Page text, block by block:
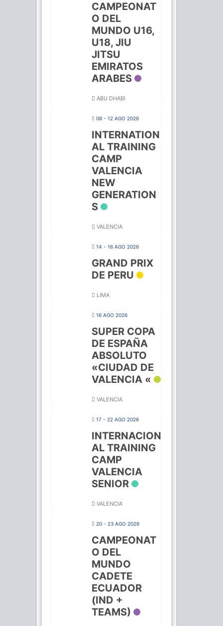
CAMPEONAT
O DEL
MUNDO U16,
U18, JIU
JITSU
EMIRATOS
ARABES
ABU DHABI
08 - 12 AGO 2026
INTERNATION
AL TRAINING
CAMP
VALENCIA
NEW
GENERATION
S
VALENCIA
14 - 16 AGO 2026
GRAND PRIX
DE PERU
LIMA
16 AGO 2026
SUPER COPA
DE ESPAÑA
ABSOLUTO
«CIUDAD DE
VALENCIA «
VALENCIA
17 - 22 AGO 2026
INTERNACION
AL TRAINING
CAMP
VALENCIA
SENIOR
VALENCIA
20 - 23 AGO 2026
CAMPEONAT
O DEL
MUNDO
CADETE
ECUADOR
(IND +
TEAMS)